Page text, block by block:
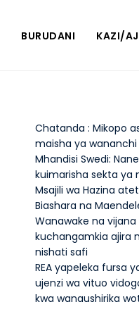
BURUDANI KAZI/
Chatanda : Mikopo
maisha ya wananchi
Mhandisi Swedi:
kuimarisha sekta ya
Msajili wa Hazina
Biashara na
Wanawake na vijana
kuchangamkia ajira
nishati safi
REA yapeleka fursa
ujenzi wa vituo
kwa wanaushirika